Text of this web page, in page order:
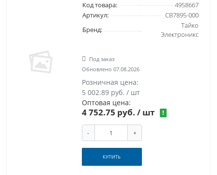
Код товара:
4958667
Артикул:
CB7895-000
Бренд:
Тайко
Электроникс
Под заказ
Обновлено 07.08.2026
Розничная цена:
5 002.89 руб. / шт
Оптовая цена:
4 752.75 руб. / шт !
- +
КУПИТЬ